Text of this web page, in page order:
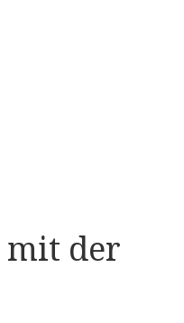
mit der